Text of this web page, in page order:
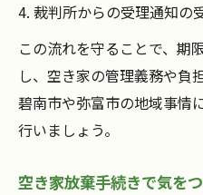
4. 裁判所からの受理通知の
この流れを守ることで、期
し、空き家の管理義務や負
碧南市や弥富市の地域事情
行いましょう。
空き家放棄手続きで気を